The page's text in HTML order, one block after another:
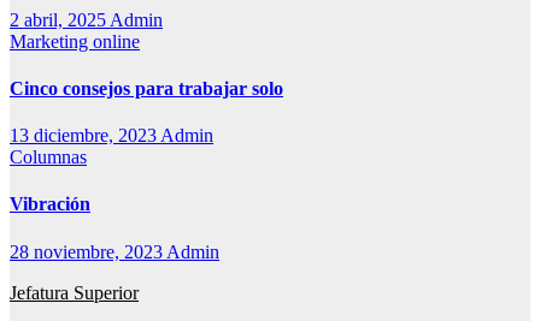
2 abril, 2025 Admin
Marketing online
Cinco consejos para trabajar solo
13 diciembre, 2023 Admin
Columnas
Vibración
28 noviembre, 2023 Admin
Jefatura Superior